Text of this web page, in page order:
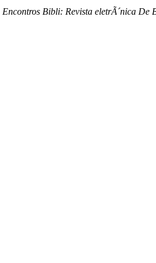
Encontros Bibli: Revista eletrÃ´nica